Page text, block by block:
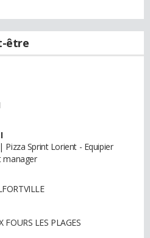
être
Sprint Lorient - Equipier
manager
LES PLAGES